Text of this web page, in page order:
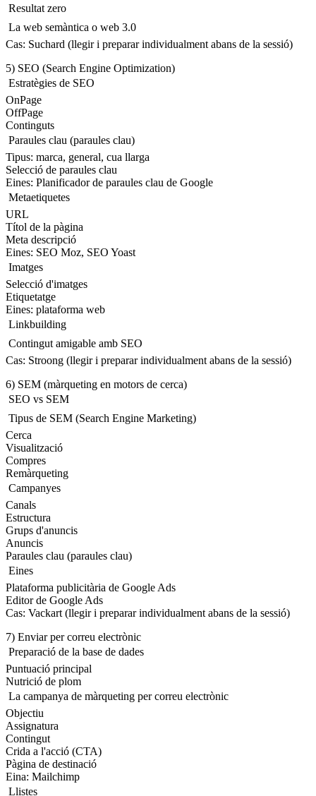
 Resultat zero
 La web semàntica o web 3.0
Cas: Suchard (llegir i preparar individualment abans de la sessió)
5) SEO (Search Engine Optimization)
 Estratègies de SEO
OnPage
OffPage
Continguts
 Paraules clau (paraules clau)
Tipus: marca, general, cua llarga
Selecció de paraules clau
Eines: Planificador de paraules clau de Google
 Metaetiquetes
URL
Títol de la pàgina
Meta descripció
Eines: SEO Moz, SEO Yoast
 Imatges
Selecció d'imatges
Etiquetatge
Eines: plataforma web
 Linkbuilding
 Contingut amigable amb SEO
Cas: Stroong (llegir i preparar individualment abans de la sessió)
6) SEM (màrqueting en motors de cerca)
 SEO vs SEM
 Tipus de SEM (Search Engine Marketing)
Cerca
Visualització
Compres
Remàrqueting
 Campanyes
Canals
Estructura
Grups d'anuncis
Anuncis
Paraules clau (paraules clau)
 Eines
Plataforma publicitària de Google Ads
Editor de Google Ads
Cas: Vackart (llegir i preparar individualment abans de la sessió)
7) Enviar per correu electrònic
 Preparació de la base de dades
Puntuació principal
Nutrició de plom
 La campanya de màrqueting per correu electrònic
Objectiu
Assignatura
Contingut
Crida a l'acció (CTA)
Pàgina de destinació
Eina: Mailchimp
 Llistes